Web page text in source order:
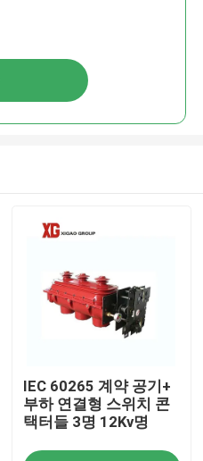
IEC 60265 계약 공기+
부하 연결형 스위치 콘
택터들 3명 12Kv명